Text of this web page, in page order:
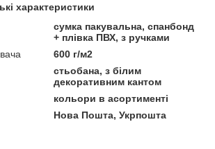
характеристики
сумка пакувальна, спанбонд
+ плівка ПВХ, з ручками
600 г/м2
стьобана, з білим
декоративним кантом
кольори в асортименті
Нова Пошта, Укрпошта